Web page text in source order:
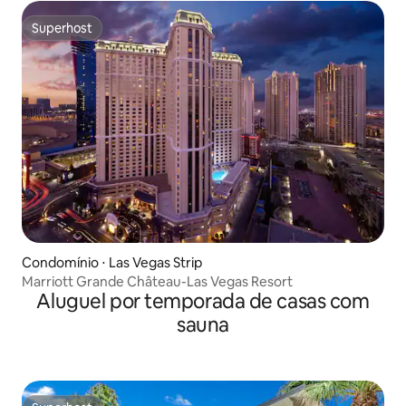
Superhost
Superhost
Condomínio ⋅ Las Vegas Strip
Marriott Grande Château-Las Vegas Resort
Aluguel por temporada de casas com
sauna